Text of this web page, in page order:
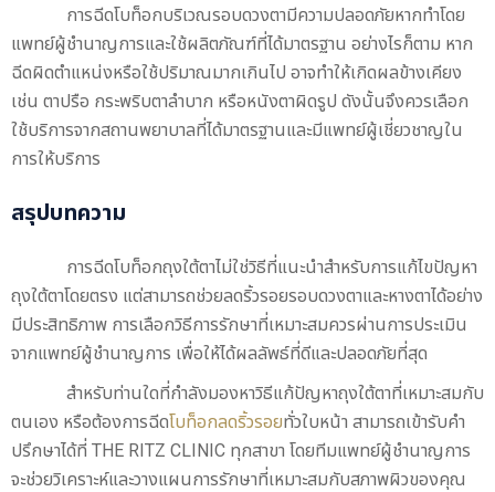
การฉีดโบท็อกบริเวณรอบดวงตามีความปลอดภัยหากทำโดย
แพทย์ผู้ชำนาญการและใช้ผลิตภัณฑ์ที่ได้มาตรฐาน อย่างไรก็ตาม หาก
ฉีดผิดตำแหน่งหรือใช้ปริมาณมากเกินไป อาจทำให้เกิดผลข้างเคียง
เช่น ตาปรือ กระพริบตาลำบาก หรือหนังตาผิดรูป ดังนั้นจึงควรเลือก
ใช้บริการจากสถานพยาบาลที่ได้มาตรฐานและมีแพทย์ผู้เชี่ยวชาญใน
การให้บริการ
สรุปบทความ
การฉีดโบท็อกถุงใต้ตาไม่ใช่วิธีที่แนะนำสำหรับการแก้ไขปัญหา
ถุงใต้ตาโดยตรง แต่สามารถช่วยลดริ้วรอยรอบดวงตาและหางตาได้อย่าง
มีประสิทธิภาพ การเลือกวิธีการรักษาที่เหมาะสมควรผ่านการประเมิน
จากแพทย์ผู้ชำนาญการ เพื่อให้ได้ผลลัพธ์ที่ดีและปลอดภัยที่สุด
สำหรับท่านใดที่กำลังมองหาวิธีแก้ปัญหาถุงใต้ตาที่เหมาะสมกับ
ตนเอง หรือต้องการฉีดโบท็อกลดริ้วรอยทั่วใบหน้า สามารถเข้ารับคำ
ปรึกษาได้ที่ THE RITZ CLINIC ทุกสาขา โดยทีมแพทย์ผู้ชำนาญการ
จะช่วยวิเคราะห์และวางแผนการรักษาที่เหมาะสมกับสภาพผิวของคุณ